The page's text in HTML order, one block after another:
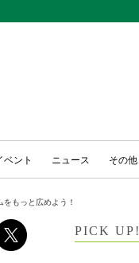
ベント ニュース その他
もっと広めよう！
PICK UP!